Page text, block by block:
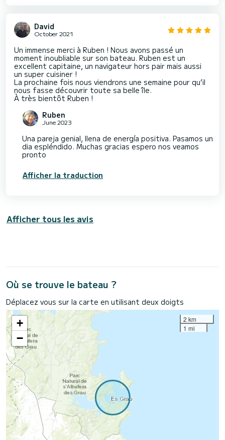
David
October 2021
Un immense merci à Ruben ! Nous avons passé un
moment inoubliable sur son bateau. Ruben est un
excellent capitaine, un navigateur hors pair mais aussi
un super cuisiner !
La prochaine fois nous viendrons une semaine pour qu’il
nous fasse découvrir toute sa belle île.
À très bientôt Ruben !
Ruben
June 2023
Una pareja genial, llena de energía positiva. Pasamos un
dia espléndido. Muchas gracias espero nos veamos
pronto
Afficher la traduction
Afficher tous les avis
Où se trouve le bateau ?
Déplacez vous sur la carte en utilisant deux doigts
+
−
2 km
1 mi